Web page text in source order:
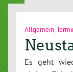
Allgemein
Es geht